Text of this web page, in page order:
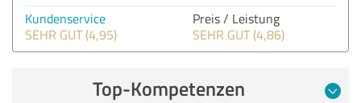
Kundenservice
SEHR GUT (4,95)
Preis / Leistung
SEHR GUT (4,86)
Top-Kompetenzen